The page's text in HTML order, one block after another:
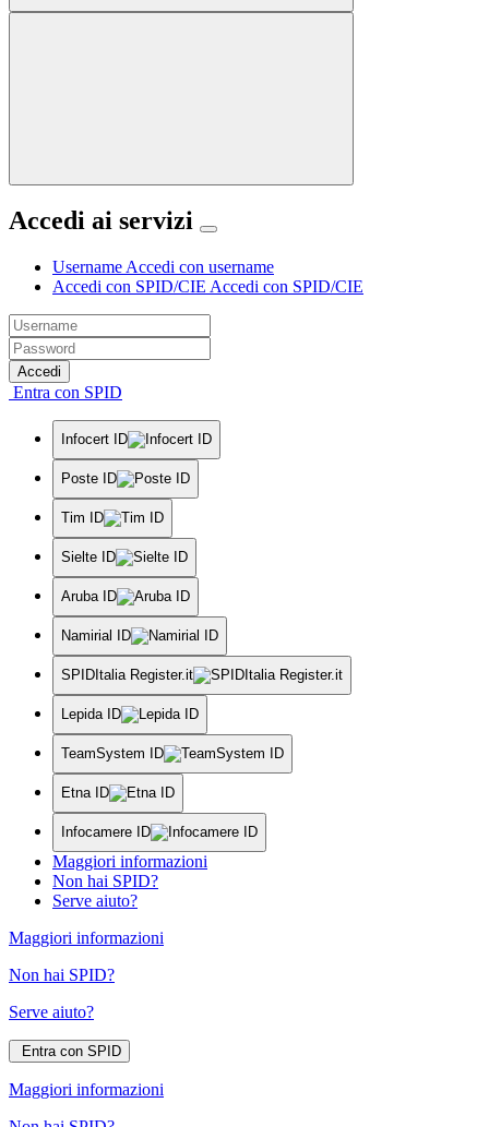
Accedi ai servizi
Username Accedi con username
Accedi con SPID/CIE Accedi con SPID/CIE
Accedi
Entra con SPID
Infocert ID
Poste ID
Tim ID
Sielte ID
Aruba ID
Namirial ID
SPIDItalia Register.it
Lepida ID
TeamSystem ID
Etna ID
Infocamere ID
Maggiori informazioni
Non hai SPID?
Serve aiuto?
Maggiori informazioni
Non hai SPID?
Serve aiuto?
Entra con SPID
Maggiori informazioni